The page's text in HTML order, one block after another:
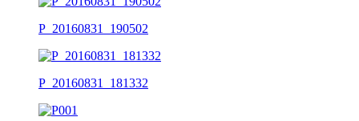
P_20160831_190502
P_20160831_181332